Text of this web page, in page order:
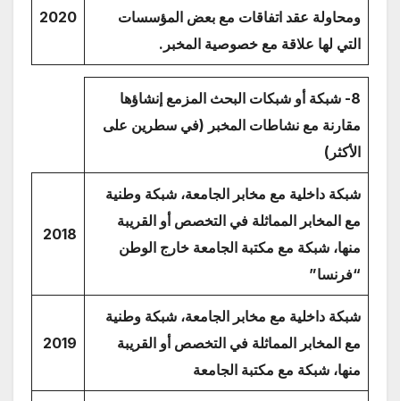
ومحاولة عقد اتفاقات مع بعض المؤسسات
التي لها علاقة مع خصوصية المخبر.
2020
8- شبكة أو شبكات البحث المزمع إنشاؤها
مقارنة مع نشاطات المخبر (في سطرين على
الأكثر)
شبكة داخلية مع مخابر الجامعة، شبكة وطنية
مع المخابر المماثلة في التخصص أو القريبة
منها، شبكة مع مكتبة الجامعة خارج الوطن
“فرنسا”
2018
شبكة داخلية مع مخابر الجامعة، شبكة وطنية
مع المخابر المماثلة في التخصص أو القريبة
منها، شبكة مع مكتبة الجامعة
2019